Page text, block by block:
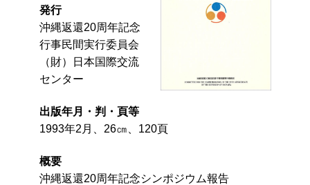
発行
沖縄返還20周年記念
行事民間実行委員会
（財）日本国際交流
センター
出版年月・判・頁等
1993年2月、26㎝、120頁
概要
沖縄返還20周年記念シンポジウム報告